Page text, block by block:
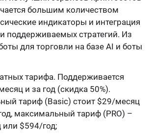
большим количеством
индикаторы и интеграция
поддерживаемых стратегий. Из
для торговли на базе AI и боты
тарифа. Поддерживается
и за год (скидка 50%).
тариф (Basic) стоит $29/месяц
максимальный тариф (PRO) –
$594/год;